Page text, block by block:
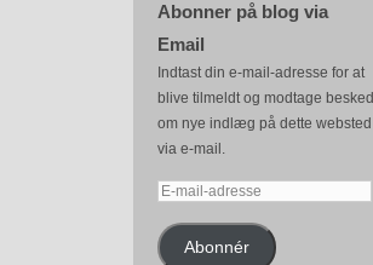
Abonner på blog via
Email
Indtast din e-mail-adresse for at
blive tilmeldt og modtage besked
om nye indlæg på dette websted
via e-mail.
E-
adresseAbonnér